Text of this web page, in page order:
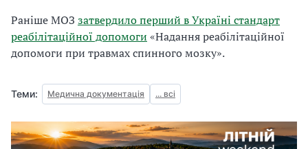
Раніше МОЗ затвердило перший в Україні стандарт
реабілітаційної допомоги «Надання реабілітаційної
допомоги при травмах спинного мозку».
Теми: Медична документація ... всі